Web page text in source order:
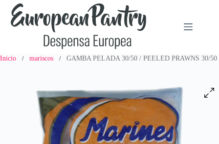
Saltar
contenido
Inicio / mariscos / GAMBA PELADA 30/50 / PEELED PRAWNS 30/50